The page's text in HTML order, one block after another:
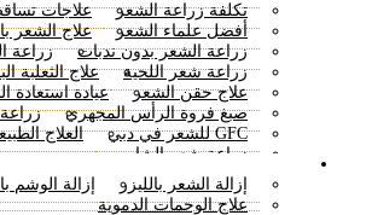
تكلفة زراعة الشعر
علاجات
أفضل علماء الشعر
علاج الشعر
زراعة الشعر بدون ندبات
زراعة
زراعة شعر اللحية
علاج الثعلبة
علاج حقن الشعر
عيادة استعادة
صبغ فروة الرأس المجهري
GFC للشعر في دبي
العلاج
زراعة شعر الشارب
إزالة الشعر بالليزر
إزالة الوشم
علاج الوحمات الدموية